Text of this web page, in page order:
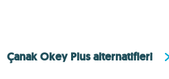
Çanak Okey Plus alternatifleri